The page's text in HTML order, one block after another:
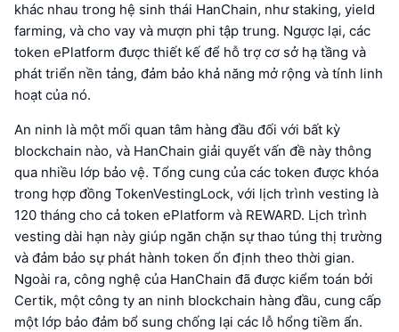
khác nhau trong hệ sinh thái HanChain, như staking, yield
farming, và cho vay và mượn phi tập trung. Ngược lại, các
token ePlatform được thiết kế để hỗ trợ cơ sở hạ tầng và
phát triển nền tảng, đảm bảo khả năng mở rộng và tính linh
hoạt của nó.
An ninh là một mối quan tâm hàng đầu đối với bất kỳ
blockchain nào, và HanChain giải quyết vấn đề này thông
qua nhiều lớp bảo vệ. Tổng cung của các token được khóa
trong hợp đồng TokenVestingLock, với lịch trình vesting là
120 tháng cho cả token ePlatform và REWARD. Lịch trình
vesting dài hạn này giúp ngăn chặn sự thao túng thị trường
và đảm bảo sự phát hành token ổn định theo thời gian.
Ngoài ra, công nghệ của HanChain đã được kiểm toán bởi
Certik, một công ty an ninh blockchain hàng đầu, cung cấp
một lớp bảo đảm bổ sung chống lại các lỗ hổng tiềm ẩn.